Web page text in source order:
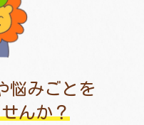
悩みごとを
んか？